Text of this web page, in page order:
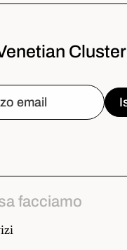
Cluster
facciamo